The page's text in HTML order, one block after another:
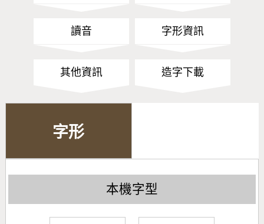
讀音 字形資訊
其他資訊 造字下載
字形
本機字型